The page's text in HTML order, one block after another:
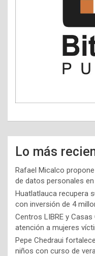
Lo más
Rafael Micalco
de datos personales en
Huatlatlauca recupera
con inversión de 4
Centros LIBRE y
atención a mujeres
Pepe Chedraui
niños con curso de